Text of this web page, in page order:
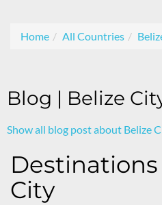
Home All Countries
Blog | Belize
Show all blog post about Belize
Destinations
City